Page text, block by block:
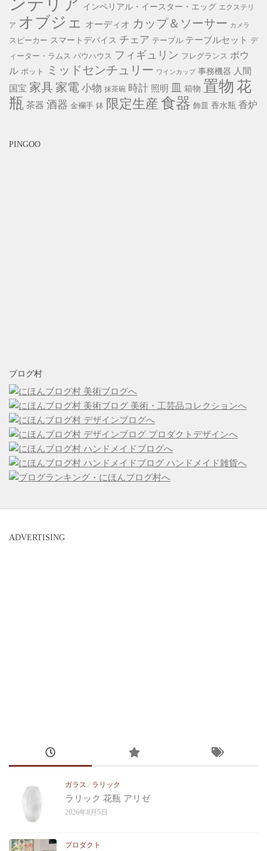
インペリアル・イースター・エッグ エクステリ
ア オブジェ オーディオ カップ＆ソーサー カメラ
スピーカー スマートデバイス チェア テーブル テーブルセット
デ
ィーター・ラムス バウハウス フィギュリン フレグランス ボウ
ル ポット ミッドセンチュリー ワインカップ 事務機器 人間
国宝 家具 家電 小物 抹茶碗 時計 照明 箱物 置物 花
瓶 茶器 酒器 金襴手 鉢 限定生産 食器 飾皿 香水瓶 香炉
PINGOO
ブログ村
ADVERTISING
ガラス / ラリック
ラリック 花瓶 アリゼ
2026年8月5日
プロダクト